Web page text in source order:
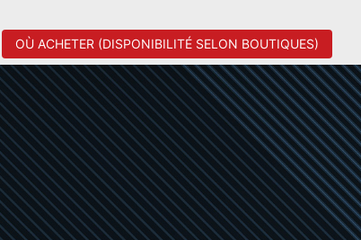
OÙ ACHETER (DISPONIBILITÉ SELON BOUTIQUES)